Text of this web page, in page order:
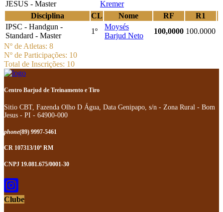
JESUS - Master
Kremer
Disciplina
CL Nome RF
R1
IPSC - Handgun -
Standard - Master
1º
Moysés
Barjud Neto
100,0000 100.0000
Nº de Atletas: 8
Nº de Participações: 10
Total de Inscrições: 10
Centro Barjud de Treinamento e Tiro
Sitio CBT, Fazenda Olho D Água, Data Genipapo, s/n - Zona Rural - Bom
Jesus - PI - 64900-000
phone(89) 9997-5461
CR 107313/10ª RM
CNPJ 19.081.675/0001-30
Clube